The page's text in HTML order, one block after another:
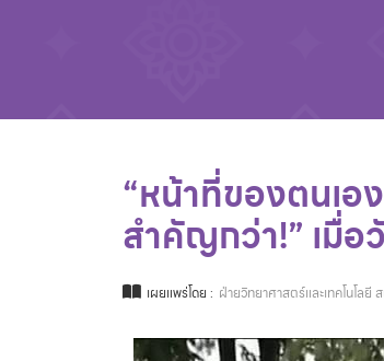
“หน้าที่ของตนเ
สำคัญกว่า!” เมื่
เผยแพร่โดย : ฝ่ายวิทยาศาสตร์และเทคโนโล